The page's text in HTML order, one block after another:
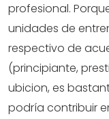
profesional.
unidades de
respectivo de
(principiante,
ubicion, es
podría contribuir